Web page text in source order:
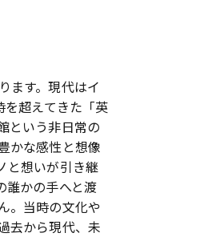
ます。現代はイ
を超えてきた「英
という非日常の
かな感性と想像
と想いが引き継
誰かの手へと渡
。当時の文化や
去から現代、未